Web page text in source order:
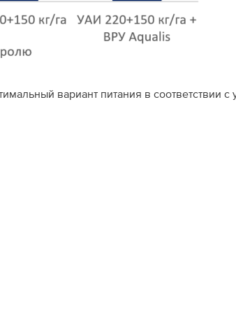
вариант питания в соответствии с